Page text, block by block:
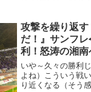
駐車場がソールド
インで行った。
攻撃を繰り返
だ！』サンフ
利！怒涛の湘
じゃ！
いや～久々の勝利
よね）こういう戦
り近くなる（そう